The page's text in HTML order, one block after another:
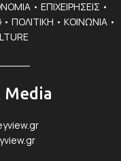
• ΕΠΙΧΕΙΡΗΣΕΙΣ •
• ΠΟΛΙΤΙΚΗ • ΚΟΙΝΩΝΙΑ •
Media